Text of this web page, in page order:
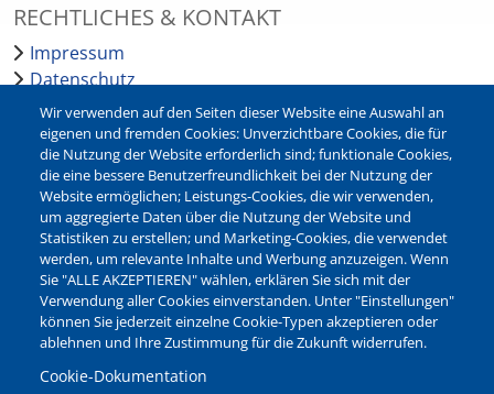
RECHTLICHES & KONTAKT
Impressum
Datenschutz
Barrierefreiheit
Leichte Sprache
Bankverbindungen
Pressestelle
Kontakt
NEWSLETTER
Jetzt die verschiedenen Newsletter der Stadt Waltrop
abonnieren:
Newsletter verwalten
Wir verwenden auf den Seiten dieser Website eine Auswahl an
eigenen und fremden Cookies: Unverzichtbare Cookies, die für
die Nutzung der Website erforderlich sind; funktionale Cookies,
die eine bessere Benutzerfreundlichkeit bei der Nutzung der
Website ermöglichen; Leistungs-Cookies, die wir verwenden,
um aggregierte Daten über die Nutzung der Website und
Statistiken zu erstellen; und Marketing-Cookies, die verwendet
werden, um relevante Inhalte und Werbung anzuzeigen. Wenn
Sie "ALLE AKZEPTIEREN" wählen, erklären Sie sich mit der
Verwendung aller Cookies einverstanden. Unter "Einstellungen"
können Sie jederzeit einzelne Cookie-Typen akzeptieren oder
ablehnen und Ihre Zustimmung für die Zukunft widerrufen.
Cookie-Dokumentation